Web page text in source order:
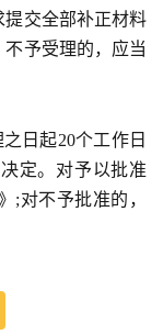
交全部补正材料
予受理的，应当
日起20个工作日
定。对予以批准
》;对不予批准的，